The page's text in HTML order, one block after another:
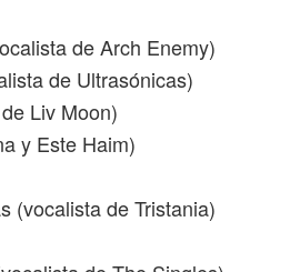
de Arch Enemy)
de Ultrasónicas)
Liv Moon)
y Este Haim)
(vocalista de Tristania)